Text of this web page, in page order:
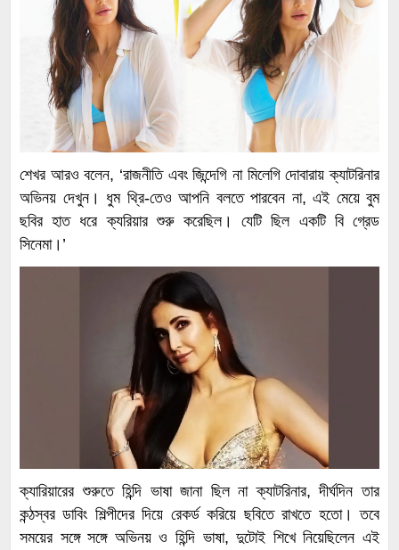
শেখর আরও বলেন, ‘রাজনীতি এবং জিন্দেগি না মিলেগি দোবারায় ক্যাটরিনার
অভিনয় দেখুন। ধুম থ্রি-তেও আপনি বলতে পারবেন না, এই মেয়ে বুম
ছবির হাত ধরে ক্যরিয়ার শুরু করেছিল। যেটি ছিল একটি বি গ্রেড
সিনেমা।’
ক্যারিয়ারের শুরুতে হিন্দি ভাষা জানা ছিল না ক্যাটরিনার, দীর্ঘদিন তার
কন্ঠস্বর ডাবিং শিল্পীদের দিয়ে রেকর্ড করিয়ে ছবিতে রাখতে হতো। তবে
সময়ের সঙ্গে সঙ্গে অভিনয় ও হিন্দি ভাষা, দুটোই শিখে নিয়েছিলেন এই